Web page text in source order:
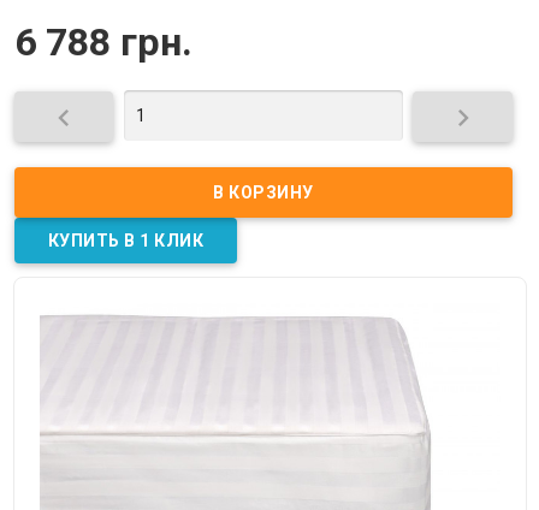
6 788 грн.
 